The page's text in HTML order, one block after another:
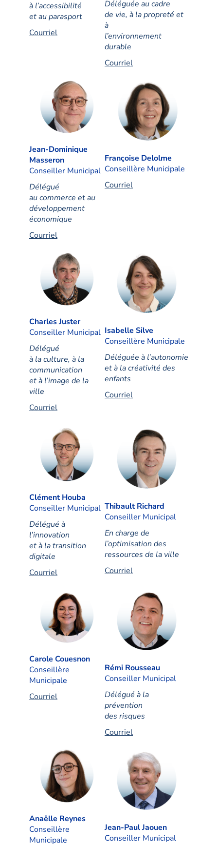
à l’accessibilité
et au parasport
Courriel
Déléguée au cadre
de vie, à la propreté et
à
l’environnement
durable
Courriel
Jean-Dominique
Masseron
Conseiller Municipal
Délégué
au commerce et au
développement
économique
Courriel
Françoise Delolme
Conseillère Municipale
Courriel
Charles Juster
Conseiller Municipal
Délégué
à la culture, à la
communication
et à l’image de la
ville
Courriel
Isabelle Silve
Conseillère Municipale
Déléguée à l’autonomie
et à la créativité des
enfants
Courriel
Clément Houba
Conseiller Municipal
Délégué à
l’innovation
et à la transition
digitale
Courriel
Thibault Richard
Conseiller Municipal
En charge de
l’optimisation des
ressources de la ville
Courriel
Carole Couesnon
Conseillère
Municipale
Courriel
Rémi Rousseau
Conseiller Municipal
Délégué à la
prévention
des risques
Courriel
Anaëlle Reynes
Conseillère
Municipale
Jean-Paul Jaouen
Conseiller Municipal